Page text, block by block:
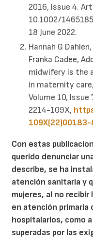
2016, Issue 4.
10.1002/
18 June 2022.
Hannah G
Franka Cadee,
midwifery is the
in maternity
Volume 10, Issue
2214-109X,
109X(22)00183-
Con estas
querido denunciar
describe, se ha
atención sanitaria y
mujeres, al no
en atención primaria
hospitalarios, como
superadas por las